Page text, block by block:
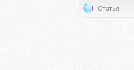
Статья